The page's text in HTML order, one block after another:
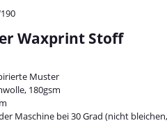
Waxprint Stoff
Muster
180gsm
Maschine bei 30 Grad (nicht